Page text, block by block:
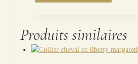
Produits similaires